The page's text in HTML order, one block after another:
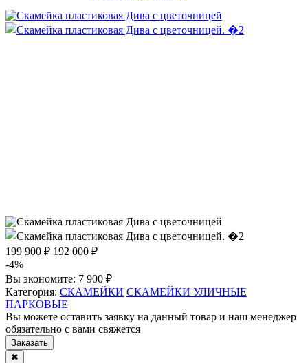
199 900 ₽ 192 000 ₽
-4%
Вы экономите: 7 900 ₽
Категория: СКАМЕЙКИ СКАМЕЙКИ УЛИЧНЫЕ
ПАРКОВЫЕ
Вы можете оставить заявку на данный товар и наш менеджер
обязательно с вами свяжется
Заказать
✖